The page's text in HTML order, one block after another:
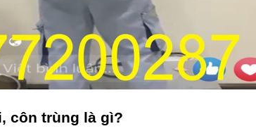
côn trùng là gì?